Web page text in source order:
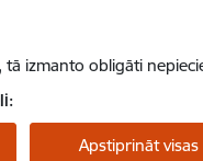
izmanto obligāti
Apstiprināt visas